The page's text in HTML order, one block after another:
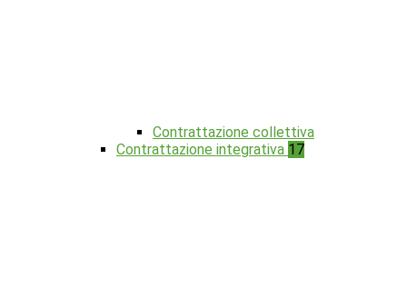
Contrattazione collettiva
Contrattazione integrativa 17